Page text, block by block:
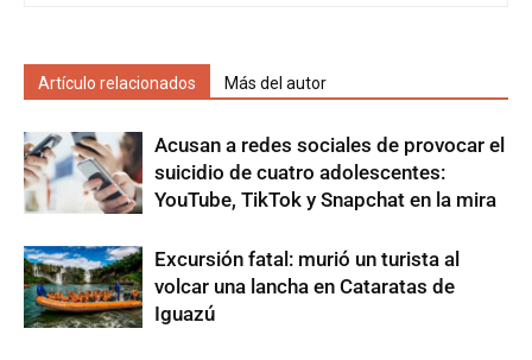
Artículo relacionados Más del autor
Acusan a redes sociales de provocar el
suicidio de cuatro adolescentes:
YouTube, TikTok y Snapchat en la mira
Excursión fatal: murió un turista al
volcar una lancha en Cataratas de
Iguazú